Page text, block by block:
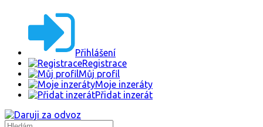
Přihlášení
Registrace
Můj profil
Moje inzeráty
Přidat inzerát